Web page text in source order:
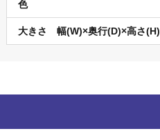
色
大きさ 幅(W)×奥行(D)×高さ(H)